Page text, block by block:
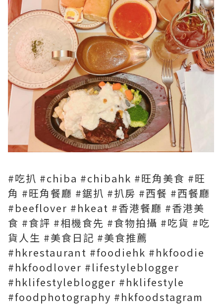
#吃扒 #chiba #chibahk #旺角美食 #旺
角 #旺角餐廳 #鋸扒 #扒房 #西餐 #西餐廳
#beeflover #hkeat #香港餐廳 #香港美
食 #食評 #相機食先 #食物拍攝 #吃貨 #吃
貨人生 #美食日記 #美食推薦
#hkrestaurant #foodiehk #hkfoodie
#hkfoodlover #lifestyleblogger
#hklifestyleblogger #hklifestyle
#foodphotography #hkfoodstagram